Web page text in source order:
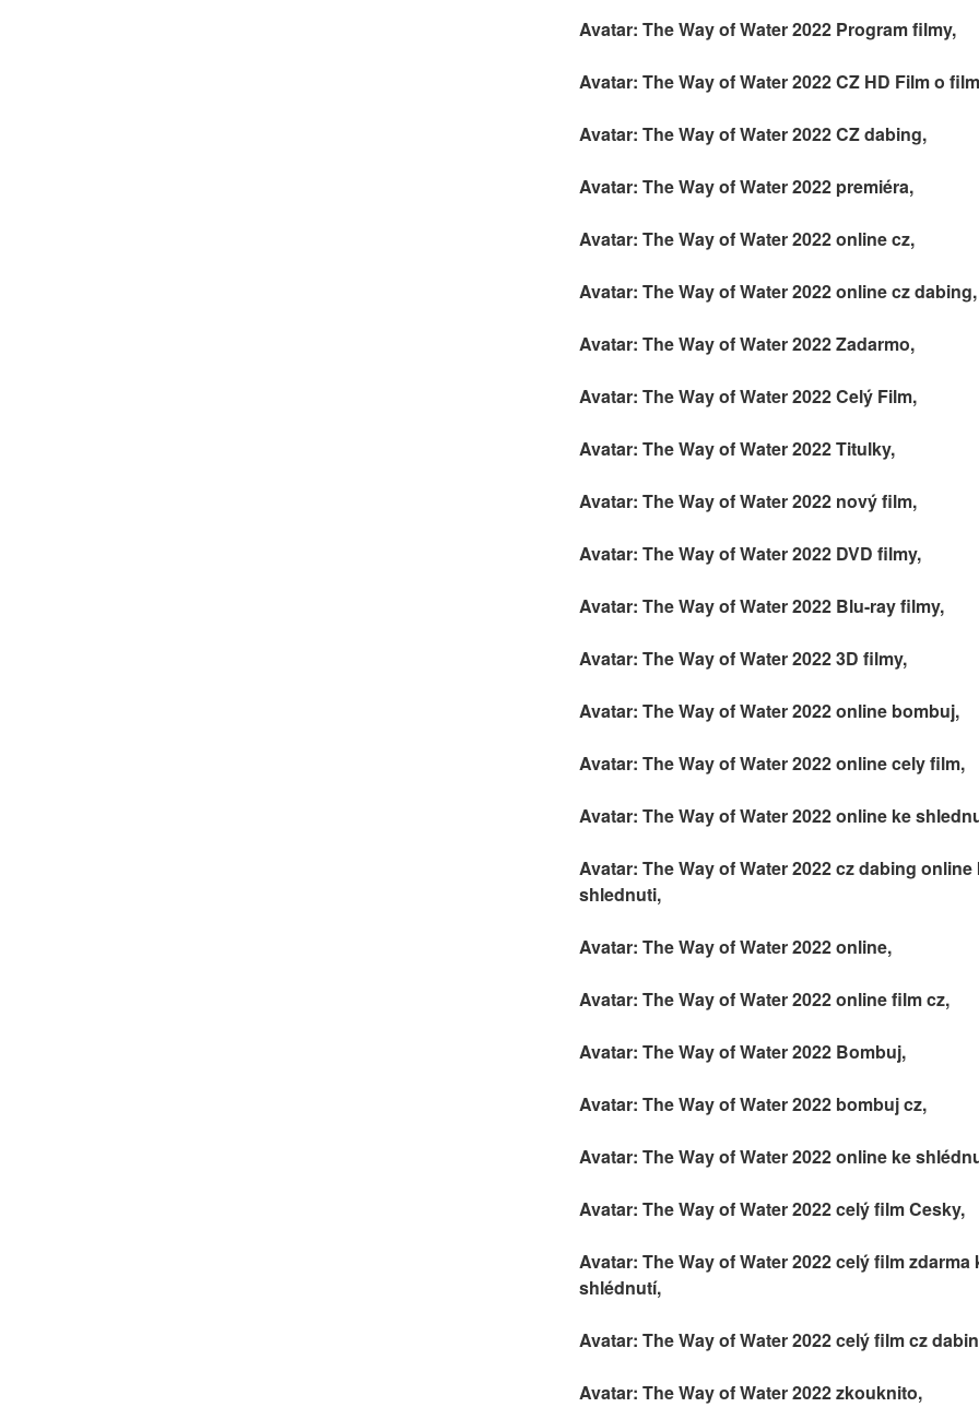
Avatar: The Way of Water 2022 Program filmy,
Avatar: The Way of Water 2022 CZ HD Film o
Avatar: The Way of Water 2022 CZ dabing,
Avatar: The Way of Water 2022 premiéra,
Avatar: The Way of Water 2022 online cz,
Avatar: The Way of Water 2022 online cz dabing,
Avatar: The Way of Water 2022 Zadarmo,
Avatar: The Way of Water 2022 Celý Film,
Avatar: The Way of Water 2022 Titulky,
Avatar: The Way of Water 2022 nový film,
Avatar: The Way of Water 2022 DVD filmy,
Avatar: The Way of Water 2022 Blu-ray filmy,
Avatar: The Way of Water 2022 3D filmy,
Avatar: The Way of Water 2022 online bombuj,
Avatar: The Way of Water 2022 online cely film,
Avatar: The Way of Water 2022 online ke
Avatar: The Way of Water 2022 cz dabing online
shlednuti,
Avatar: The Way of Water 2022 online,
Avatar: The Way of Water 2022 online film cz,
Avatar: The Way of Water 2022 Bombuj,
Avatar: The Way of Water 2022 bombuj cz,
Avatar: The Way of Water 2022 online ke
Avatar: The Way of Water 2022 celý film Cesky,
Avatar: The Way of Water 2022 celý film zdarma
shlédnutí,
Avatar: The Way of Water 2022 celý film cz
Avatar: The Way of Water 2022 zkouknito,